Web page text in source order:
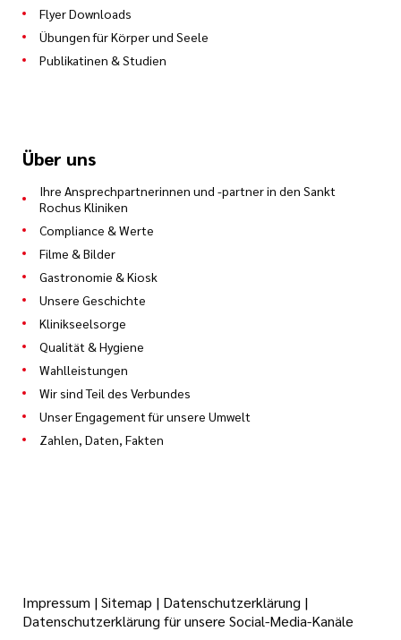
Flyer Downloads
Übungen für Körper und Seele
Publikatinen & Studien
Über uns
Ihre Ansprechpartnerinnen und -partner in den Sankt
Rochus Kliniken
Compliance & Werte
Filme & Bilder
Gastronomie & Kiosk
Unsere Geschichte
Klinikseelsorge
Qualität & Hygiene
Wahlleistungen
Wir sind Teil des Verbundes
Unser Engagement für unsere Umwelt
Zahlen, Daten, Fakten
Impressum |Sitemap | Datenschutzerklärung |
Datenschutzerklärung für unsere Social-Media-Kanäle